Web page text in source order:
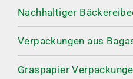
Nachhaltiger
Verpackungen aus
Graspapier